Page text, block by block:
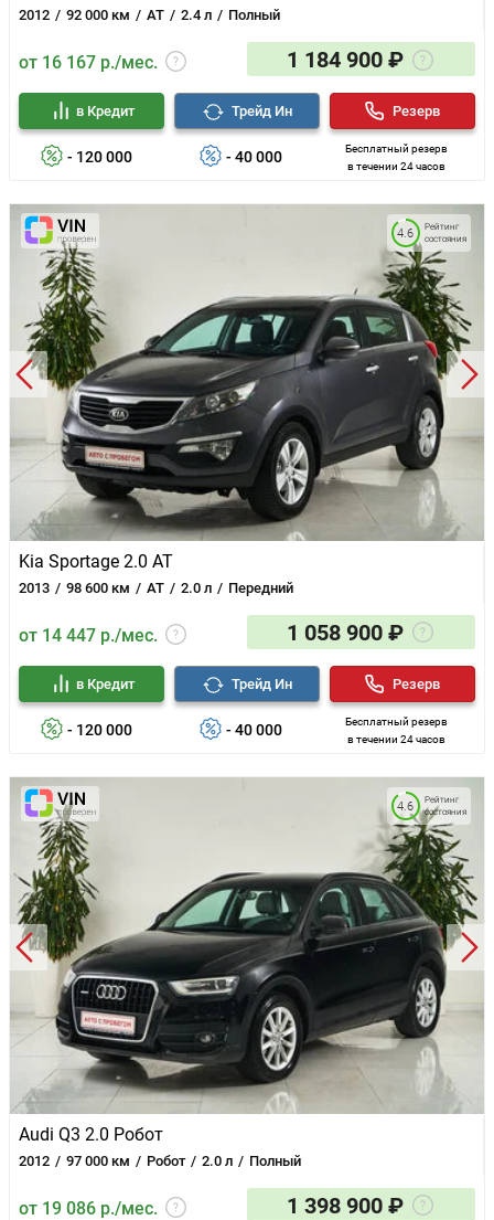
2012 92 000 км AT 2.4 л Полный
от 16 167 р./мес. 1 184 900 ₽
- 120 000
в Кредит
- 40 000
Трейд Ин
Бесплатный резерв
в течении 24 часов
Резерв
Kia Sportage 2.0 AT
2013 98 600 км AT 2.0 л Передний
Рейтинг
состояния
4.6
от 14 447 р./мес. 1 058 900 ₽
- 120 000
в Кредит
- 40 000
Трейд Ин
Бесплатный резерв
в течении 24 часов
Резерв
Audi Q3 2.0 Робот
2012 97 000 км Робот 2.0 л Полный
Рейтинг
состояния
4.6
от 19 086 р./мес. 1 398 900 ₽